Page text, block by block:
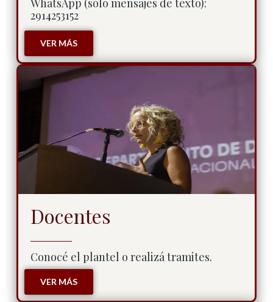
2914253152
VER MÁS
Docentes
Conocé el plantel o realizá tramites.
VER MÁS